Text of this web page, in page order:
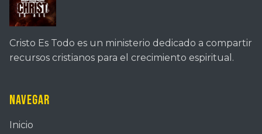
Cristo Es Todo es un ministerio dedicado a compartir
recursos cristianos para el crecimiento espiritual.
Navegar
Inicio